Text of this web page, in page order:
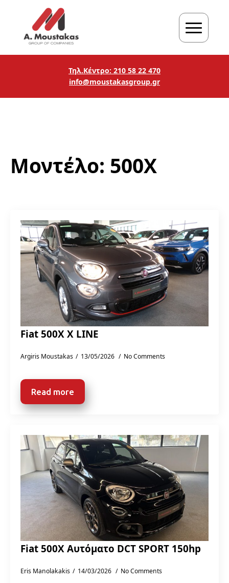
Τηλ.Κέντρο: 210 58 22 470
info@moustakasgroup.gr
Μοντέλο: 500X
Fiat 500X X LINE
Argiris Moustakas 13/05/2026 No Comments
Read more
Fiat 500X Αυτόματο DCT SPORT 150hp
Eris Manolakakis 14/03/2026 No Comments